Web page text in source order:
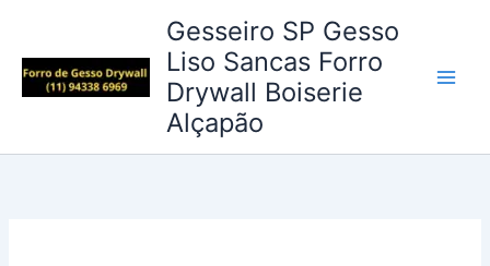
conteúdo
Gesseiro SP Gesso
Liso Sancas Forro
Drywall Boiserie
Alçapão